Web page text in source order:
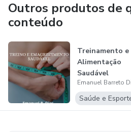
Outros produtos de
conteúdo
Treinamento e
Alimentação
Saudável
Emanuel Barreto
Saúde e